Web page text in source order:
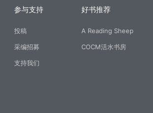
参与支持
投稿
采编招募
支持我们
好书推荐
A Reading Sheep
COCM活水书房